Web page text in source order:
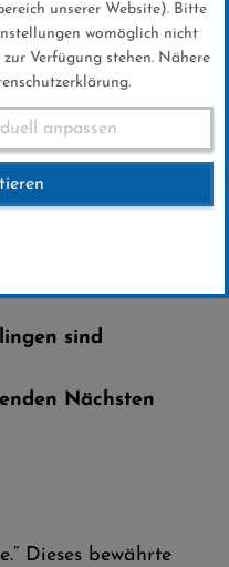
sind
Nächsten
Dieses bewährte
unserer Website). Bitte
womöglich nicht
Verfügung stehen. Nähere
anpassen